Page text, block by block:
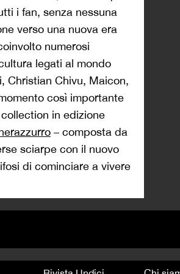
i fan, senza nessuna
verso una nuova era
numerosi
legati al mondo
Christian Chivu, Maicon,
così importante
in edizione
– composta da
sciarpe con il nuovo
di cominciare a vivere